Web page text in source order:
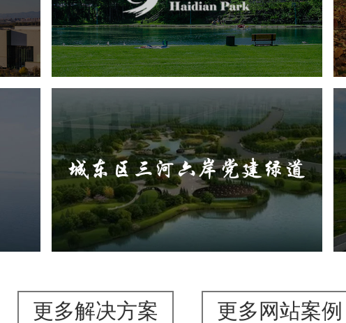
台
旅游休闲 公园 AI人工智能
智慧公园
智能步道
智能大数据平台
AR太极
智能语音亭
城东区三河六岸党建绿道
旅游休闲 公园 AI人工智能
智慧公园
智能步道
AR太极 智能大数据平台
更多解决方案 更多网站案例